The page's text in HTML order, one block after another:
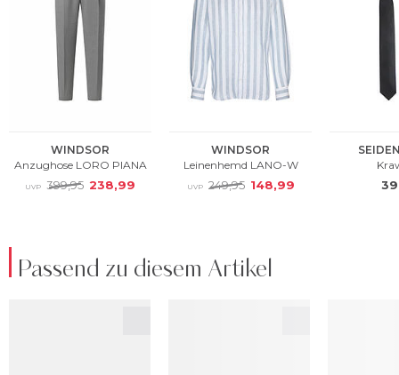
Passend zu diesem Artikel